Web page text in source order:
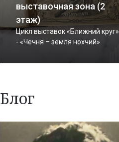
выставочная зона (2
этаж)
Цикл выставок «Ближний круг»
- «Чечня – земля нохчий»
Блог